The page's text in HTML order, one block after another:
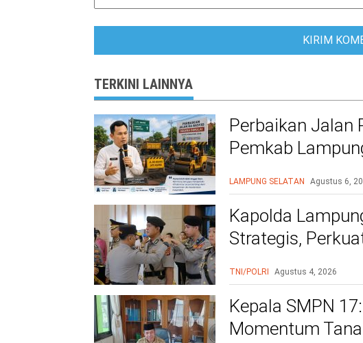
TERKINI LAINNYA
Perbaikan Jalan
Pemkab
LAMPUNG SELATAN Agustus 6,
Kapolda
Strategis,
TNI/POLRI Agustus 4, 2026
Kepala SMPN
Momentum